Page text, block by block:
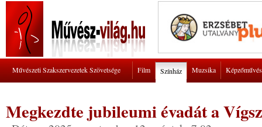
Művészeti Szakszervezetek Szövetsége Film Színház Muzsika
Megkezdte jubileumi évadát a